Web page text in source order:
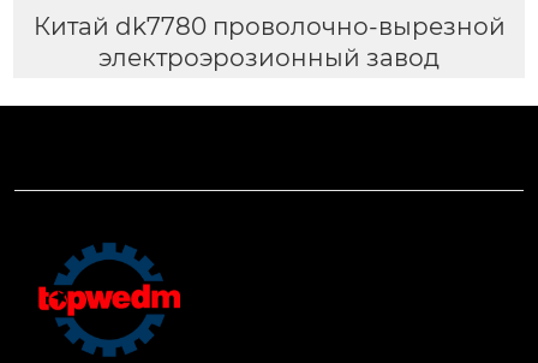
Китай dk7780 проволочно-вырезной
электроэрозионный завод